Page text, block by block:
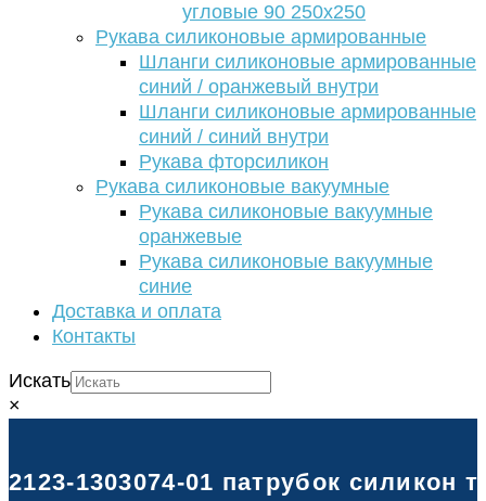
угловые 90 250х250
Рукава силиконовые армированные
Шланги силиконовые армированные
синий / оранжевый внутри
Шланги силиконовые армированные
синий / синий внутри
Рукава фторсиликон
Рукава силиконовые вакуумные
Рукава силиконовые вакуумные
оранжевые
Рукава силиконовые вакуумные
синие
Доставка и оплата
Контакты
Искать
×
2123-1303074-01 патрубок силикон